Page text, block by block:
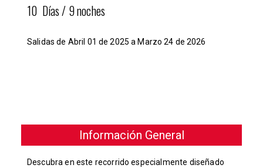
10 Días / 9 noches
Salidas de Abril 01 de 2025 a Marzo 24 de 2026
Información General
Descubra en este recorrido especialmente diseñado